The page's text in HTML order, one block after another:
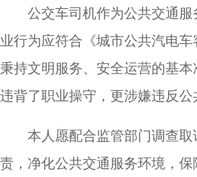
公交车司机作为公共交通
业行为应符合《城市公共汽电
秉持文明服务、安全运营的基
违背了职业操守，更涉嫌违反
本人愿配合监管部门调查
责，净化公共交通服务环境，保